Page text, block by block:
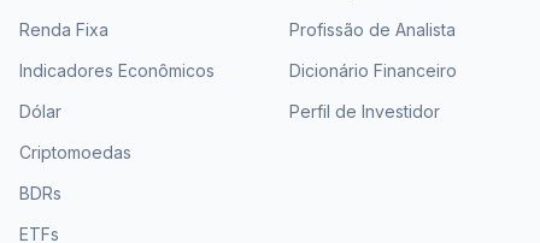
Renda Fixa
Indicadores Econômicos
Dólar
Criptomoedas
BDRs
ETFs
Profissão de Analista
Dicionário Financeiro
Perfil de Investidor